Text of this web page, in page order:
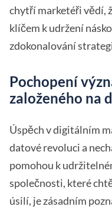
chytří marketéři vědí,
klíčem k udržení
zdokonalování
Pochopení
založeného na
Úspěch v digitálním
datové revoluci a
pomohou k
společnosti, které
úsilí, je zásadním